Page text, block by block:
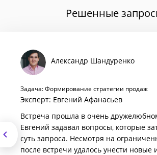
Решенные
Александр Шандуренко
Задача: Формирование стратегии продаж
Эксперт: Евгений Афанасьев
Встреча прошла в очень
Евгений задавал вопросы, которые
суть запроса. Несмотря на
после встречи удалось унести новые